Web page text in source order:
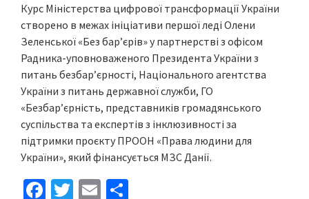
Курс Міністерства цифрової трансформації України
створено в межах ініціативи першої леді Олени
Зеленської «Без бар’єрів» у партнерстві з офісом
Радника-уповноваженого Президента України з
питань безбар’єрності, Національного агентства
України з питань державної служби, ГО
«Безбар’єрність, представників громадянського
суспільства та експертів з інклюзивності за
підтримки проєкту ПРООН «Права людини для
України», який фінансується МЗС Данії.
Fa T
E